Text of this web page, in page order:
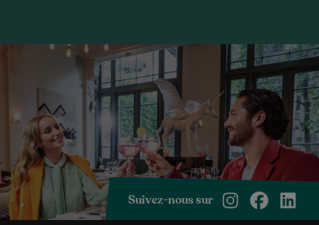
Suivez-nous sur